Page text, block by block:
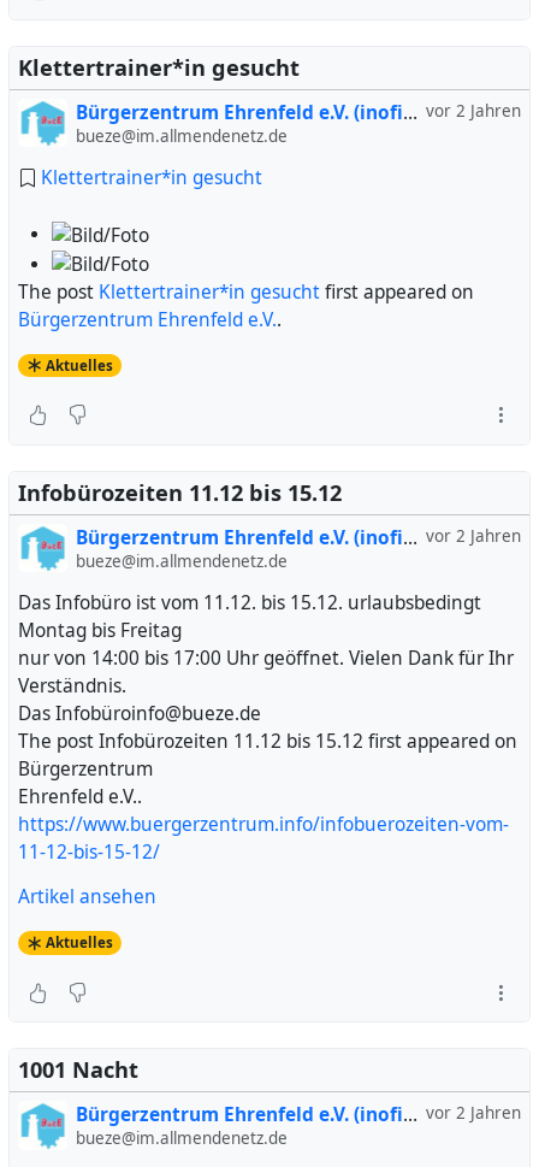
Klettertrainer*in gesucht
vor 2 Jahren
Bürgerzentrum Ehrenfeld e.V. (inofiziell)
bueze@im.allmendenetz.de
Klettertrainer*in gesucht
The post Klettertrainer*in gesuchtfirst appeared on
Bürgerzentrum Ehrenfeld e.V..
Aktuelles
Infobürozeiten 11.12 bis 15.12
vor 2 Jahren
Bürgerzentrum Ehrenfeld e.V. (inofiziell)
bueze@im.allmendenetz.de
Das Infobüro ist vom 11.12. bis 15.12. urlaubsbedingt
Montag bis Freitag
nur von 14:00 bis 17:00 Uhr geöffnet. Vielen Dank für Ihr
Verständnis.
Das Infobüroinfo@bueze.de
The post Infobürozeiten 11.12 bis 15.12 first appeared on
Bürgerzentrum
Ehrenfeld e.V..
https://www.buergerzentrum.info/infobuerozeiten-vom-
11-12-bis-15-12/
Artikel ansehen
Aktuelles
1001 Nacht
vor 2 Jahren
Bürgerzentrum Ehrenfeld e.V. (inofiziell)
bueze@im.allmendenetz.de